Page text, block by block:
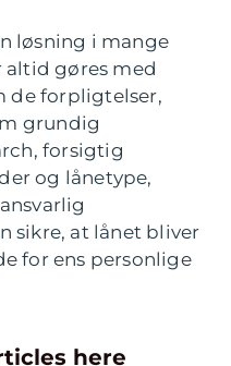
løsning i mange
gøres med
de forpligtelser,
grundig
forsigtig
og lånetype,
sikre, at lånet bliver
for ens personlige
here